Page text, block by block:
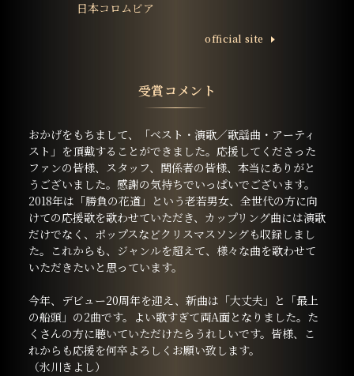
日本コロムビア
ofﬁcial site
受賞コメント
おかげをもちまして、「ベスト・演歌／歌謡曲・アーティ
スト」を頂戴することができました。応援してくださった
ファンの皆様、スタッフ、関係者の皆様、本当にありがと
うございました。感謝の気持ちでいっぱいでございます。
2018年は「勝負の花道」という老若男女、全世代の方に向
けての応援歌を歌わせていただき、カップリング曲には演歌
だけでなく、ポップスなどクリスマスソングも収録しまし
た。これからも、ジャンルを超えて、様々な曲を歌わせて
いただきたいと思っています。
今年、デビュー20周年を迎え、新曲は「大丈夫」と「最上
の船頭」の2曲です。よい歌すぎて両A面となりました。た
くさんの方に聴いていただけたらうれしいです。皆様、こ
れからも応援を何卒よろしくお願い致します。
（氷川きよし）